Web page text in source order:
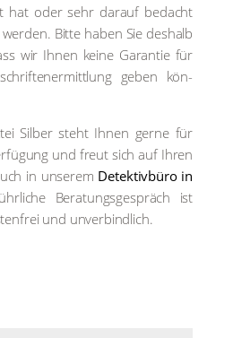
hat oder sehr dar­auf bedacht
Bit­te haben Sie des­halb
wir Ihnen kei­ne Garan­tie für
geben kön­
Sil­ber steht Ihnen ger­ne für
und freut sich auf Ihren
in unse­rem Detek­tiv­bü­ro in
Bera­tungs­ge­spräch ist
und unver­bind­lich.